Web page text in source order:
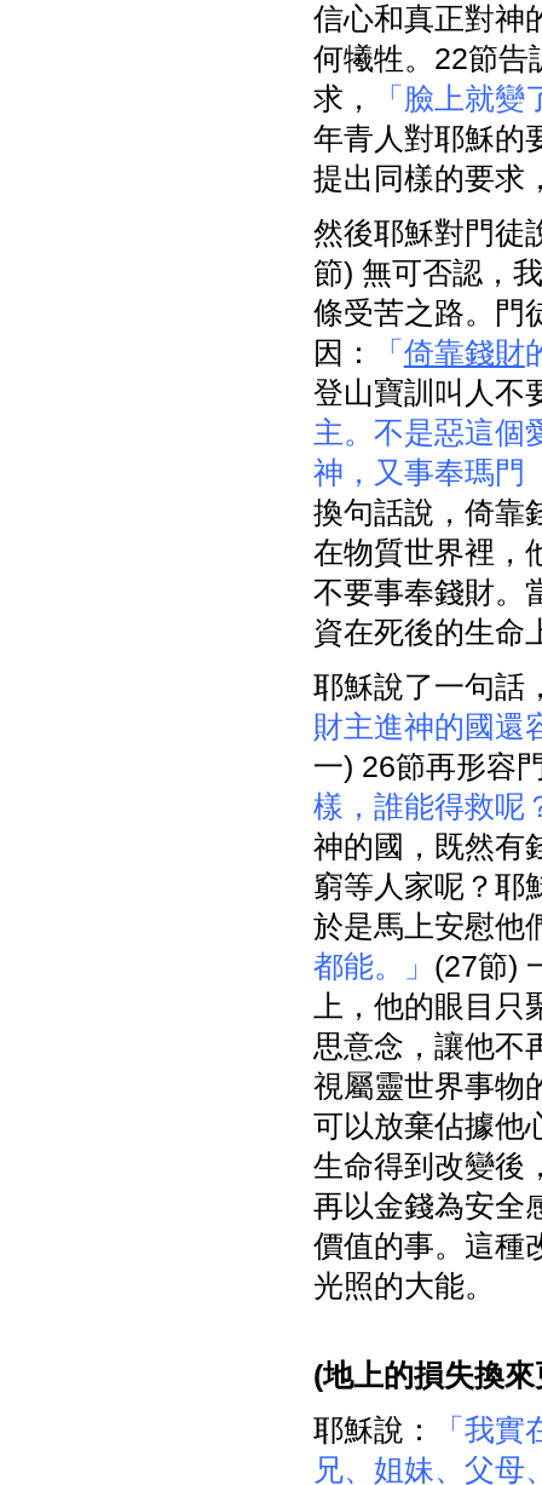
信心和真正對神
何犧牲。22節告
求，
「臉上就
年青人對耶穌的
提出同樣的要求
然後耶穌對門徒
節) 無可否認，
條受苦之路。門
因：
「 倚靠錢財
登山寶訓叫人不
主。不是惡這個
神，又事奉瑪門
換句話說，倚靠
在物質世界裡，
不要事奉錢財。
資在死後的生命
耶穌說了一句話
財主進神的國還
一) 26節再形容
樣，誰能得救呢
神的國，既然有
窮等人家呢？耶
於是馬上安慰他
都能。」 (27節)
上，他的眼目
思意念，讓他不
視屬靈世界事物
可以放棄佔據他
生命得到改變後
再以金錢為安全
價值的事。這種
光照的大能。
(地上的損失換
耶穌說：
「我
兄、姐妹、父母